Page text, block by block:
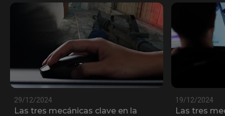
29/12/2024
Las tres mecánicas clave en la
19/12/2024
Las tres